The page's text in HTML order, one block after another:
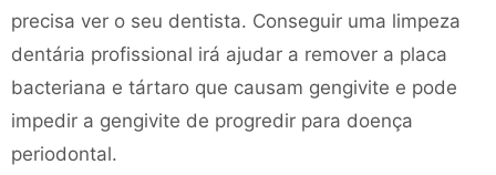
precisa ver o seu dentista. Conseguir uma limpeza
dentária profissional irá ajudar a remover a placa
bacteriana e tártaro que causam gengivite e pode
impedir a gengivite de progredir para doença
periodontal.